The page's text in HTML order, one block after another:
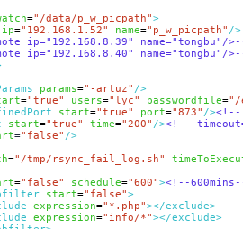
="/data/p_w_picpath">
ip="192.168.1.52" name="p_w_picpath" />
ip="192.168.8.39" name="tongbu"/
ip="192.168.8.40" name="tongbu"/
params="-artuz" />
="true" users="lyc" passwordfile="/
start="true" port="873" /><!--
start="true" time="200" /><!--
="false" />
="/tmp/rsync_fail_log.sh"
="false" schedule="600"><!--
start="false">
expression="*.php"></exclude>
expression="info/*"></exclude>